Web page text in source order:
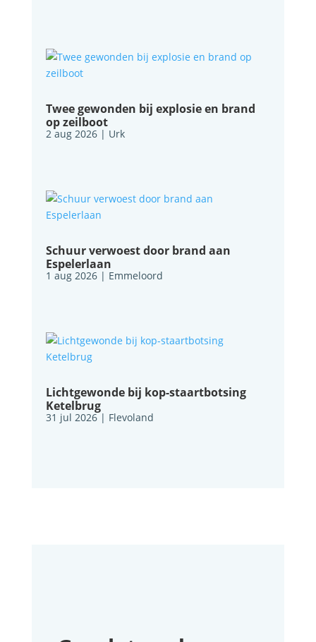
Twee gewonden bij explosie en brand
op zeilboot
2 aug 2026| Urk
Schuur verwoest door brand aan
Espelerlaan
1 aug 2026| Emmeloord
Lichtgewonde bij kop-staartbotsing
Ketelbrug
31 jul 2026| Flevoland